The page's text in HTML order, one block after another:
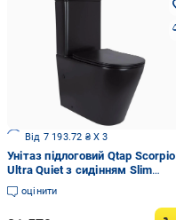
Від 7 193.72 ₴ X 3
Унітаз підлоговий Qtap Scorpio
Ultra Quiet з сидінням Slim
Duroplast/Soft-close/Quick
Release (QT14226088AMB)
оцінити